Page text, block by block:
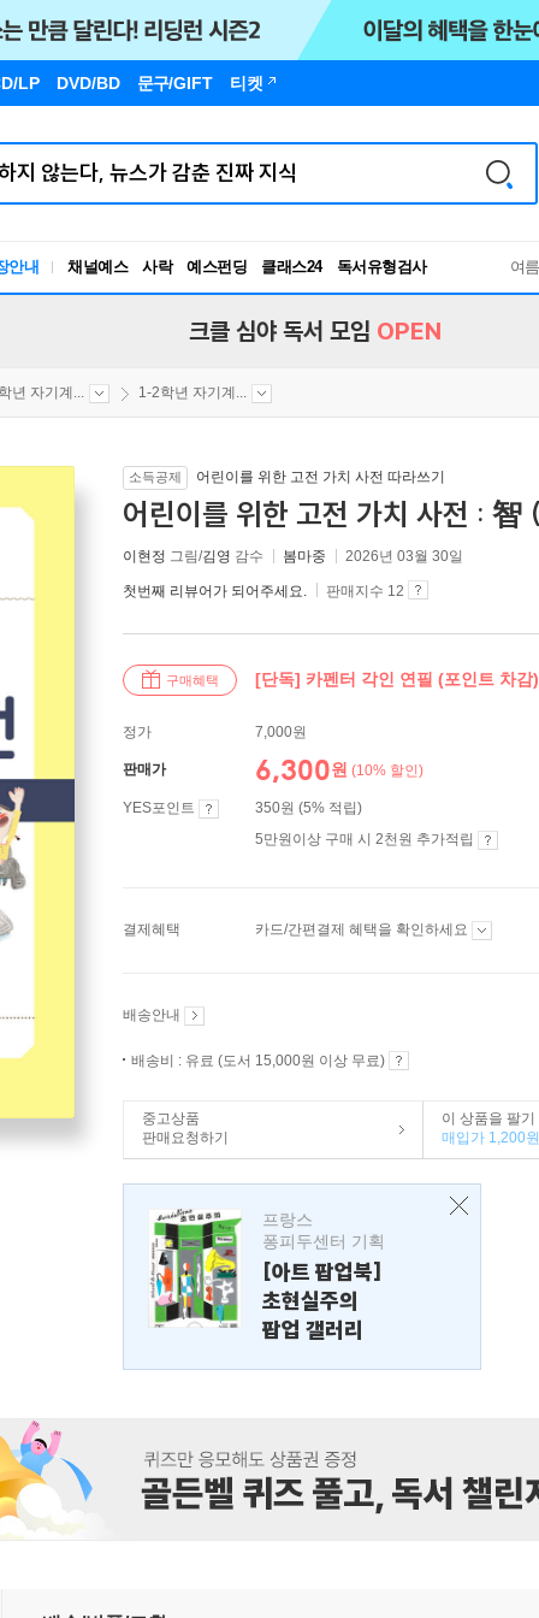
LP DVD/BD 문구/GIFT 티켓
안내 채널예스 사락 예스펀딩 클래스24
RBTI Lab
독서유형검사
여
크클 심야 독서 모임 OPEN
년 자기계... 1-2학년 자기계...
소득공제 어린이를 위한 고전 가치 사전 따라쓰기
어린이를 위한 고전 가치 사전 : 智
이현정 그림/김영 감수 봄마중 2026년 03월 30일
첫번째 리뷰어가 되어주세요. 판매지수 12
구매혜택 [단독] 카펜터 각인 연필 (포인트 차감)
정가 7,000원
판매가 6,300원 (10% 할인)
YES포인트
350원 (5% 적립)
5만원이상 구매 시 2천원 추가적립
결제혜택 카드/간편결제 혜택을 확인하세요
배송안내
배송비 : 유료 (도서 15,000원 이상 무료)
중고상품
판매요청하기
이 상품을 팔기
매입가 1,200원
프랑스
퐁피두센터 기획
[아트 팝업북]
초현실주의
팝업 갤러리